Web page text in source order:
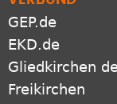
GEP.de
EKD.de
Gliedkirchen
Freikirchen